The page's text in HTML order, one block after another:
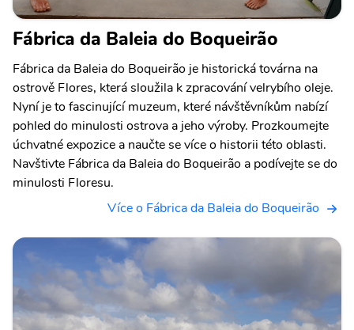
Fábrica da Baleia do Boqueirão
Fábrica da Baleia do Boqueirão je historická továrna na
ostrově Flores, která sloužila k zpracování velrybího oleje.
Nyní je to fascinující muzeum, které návštěvníkům nabízí
pohled do minulosti ostrova a jeho výroby. Prozkoumejte
úchvatné expozice a naučte se více o historii této oblasti.
Navštivte Fábrica da Baleia do Boqueirão a podívejte se do
minulosti Floresu.
Více o Fábrica da Baleia do Boqueirão